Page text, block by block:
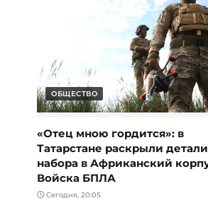
ОБЩЕСТВО
«Отец мною гордится»: в
Татарстане раскрыли детали
набора в Африканский
Войска БПЛА
Сегодня, 20:05